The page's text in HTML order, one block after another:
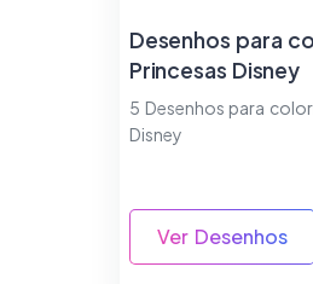
Desenhos para
Princesas Disney
5 Desenhos para
Disney
Ver Desenhos